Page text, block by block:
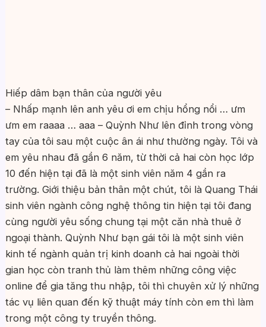
Hiếp dâm bạn thân của người yêu
– Nhấp mạnh lên anh yêu ơi em chịu hổng nổi … ưm
ưm em raaaa … aaa – Quỳnh Như lên đỉnh trong vòng
tay của tôi sau một cuộc ân ái như thường ngày. Tôi và
em yêu nhau đã gần 6 năm, từ thời cả hai còn học lớp
10 đến hiện tại đã là một sinh viên năm 4 gần ra
trường. Giới thiệu bản thân một chút, tôi là Quang Thái
sinh viên ngành công nghệ thông tin hiện tại tôi đang
cùng người yêu sống chung tại một căn nhà thuê ở
ngoại thành. Quỳnh Như bạn gái tôi là một sinh viên
kinh tế ngành quản trị kinh doanh cả hai ngoài thời
gian học còn tranh thủ làm thêm những công việc
online để gia tăng thu nhập, tôi thì chuyên xử lý những
tác vụ liên quan đến kỹ thuật máy tính còn em thì làm
trong một công ty truyền thông.